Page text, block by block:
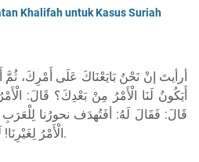
Khalifah untuk Kasus Suriah
أرأيتَ إنْ نَحْنُ بَايَعْنَاكَ عَلَى أَمْرِكَ،
أَيَكُونُ لَنَا الْأَمْرُ مِنْ بَعْدِكَ؟ قَالَ:
قَالَ: فَقَالَ لَهُ: أفَتُهدَف نحورُنا
الْأَمْرُ لِغَيْرِنَا! لَا حَاجَةَ لَنَا بِأَمْرِكَ؛ فَأَبَوْا عَلَيْهِ.